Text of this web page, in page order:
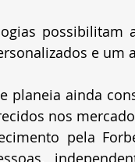
possibilitam
e um
planeia ainda
nos
pela